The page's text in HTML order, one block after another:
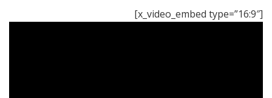
[x_video_embed type=”16:9″]